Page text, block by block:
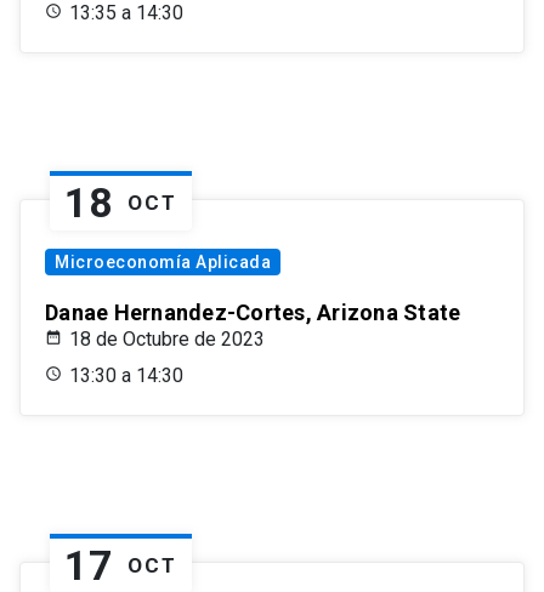
13:35 a 14:30
18 OCT
Microeconomía Aplicada
Danae Hernandez-Cortes, Arizona State
18 de Octubre de 2023
13:30 a 14:30
17 OCT